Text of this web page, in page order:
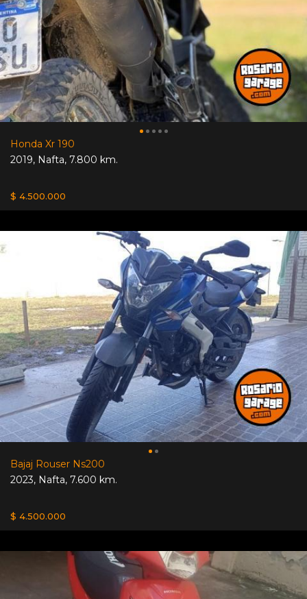
Honda Xr 190
2019, Nafta, 7.800 km.
$ 4.500.000
Bajaj Rouser Ns200
2023, Nafta, 7.600 km.
$ 4.500.000